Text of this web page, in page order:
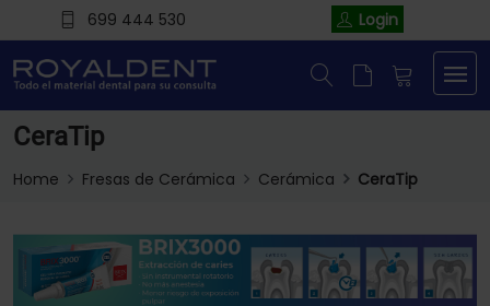
699 444 530 Login
CeraTip
Home Fresas de Cerámica Cerámica CeraTip